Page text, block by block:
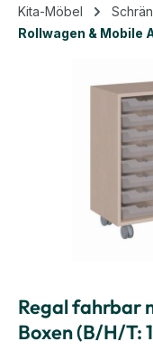
Kita-Möbel
Rollwagen & Mobile
Regal fahrbar
Boxen (B/H/T: